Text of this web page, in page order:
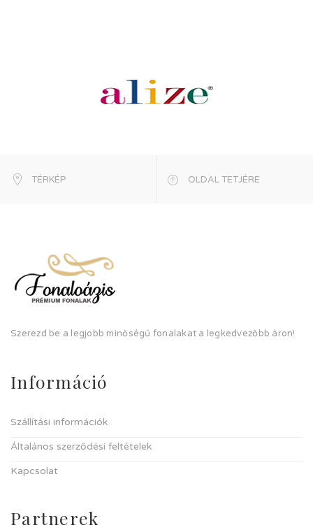
TÉRKÉP OLDAL TETJÉRE
Szerezd be a legjobb minőségű fonalakat a legkedvezőbb áron!
Információ
Szállítási információk
Általános szerződési feltételek
Kapcsolat
Partnerek